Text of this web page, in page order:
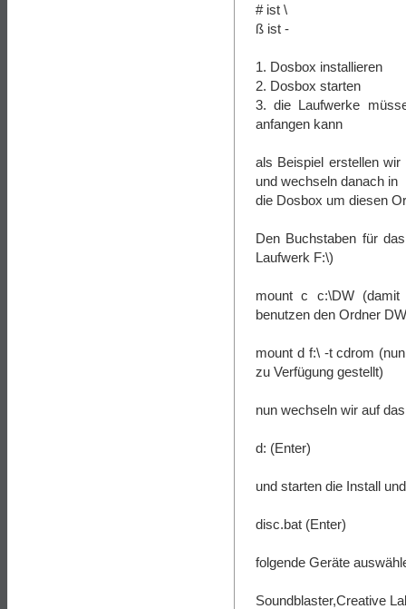
# ist \
ß ist -
1. Dosbox installieren
2. Dosbox starten
3. die Laufwerke
anfangen kann
als Beispiel erstellen
und wechseln danach in
die Dosbox um diesen
Den Buchstaben für
Laufwerk F:\)
mount c c:\DW
benutzen den Ordner
mount d f:\ -t cdrom
zu Verfügung gestellt)
nun wechseln wir auf
d: (Enter)
und starten die Install
disc.bat (Enter)
folgende Geräte
Soundblaster,Creative